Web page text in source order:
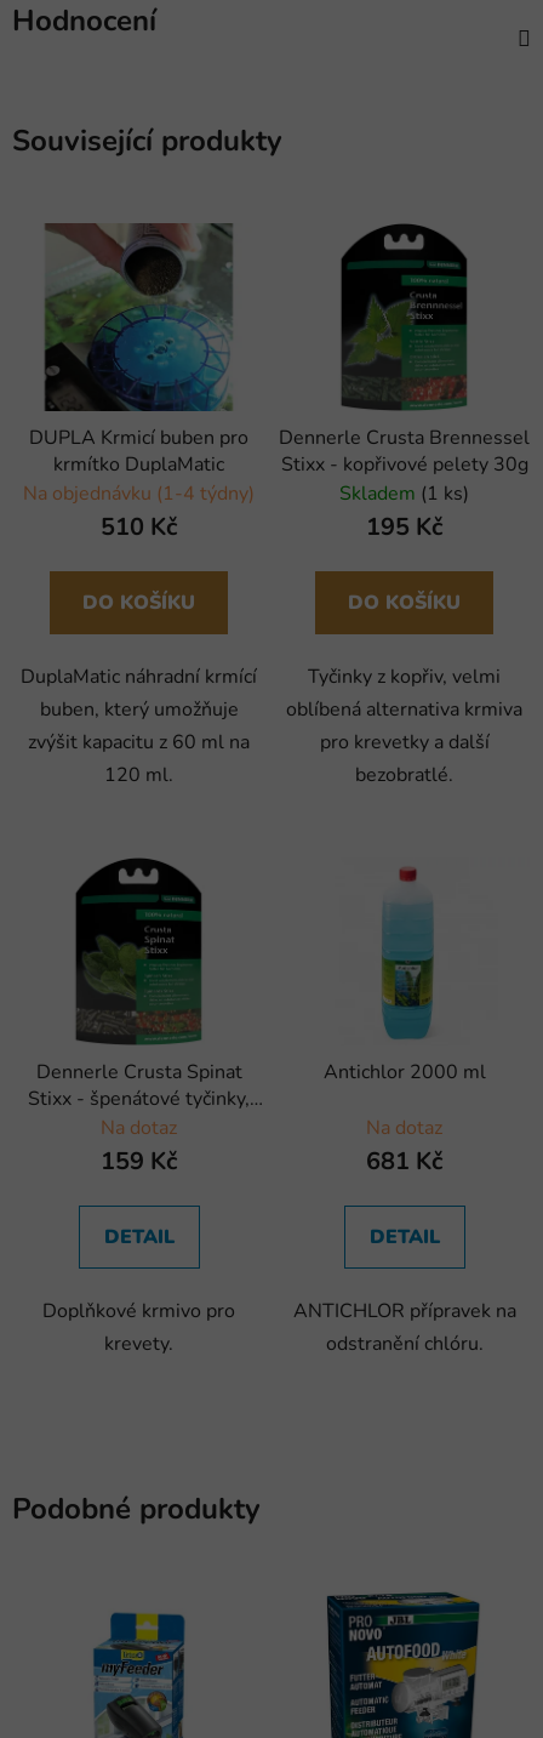
Hodnocení
Související produkty
DUPLA Krmicí buben pro
krmítko DuplaMatic
Na objednávku (1-4 týdny)
510 Kč
DO KOŠÍKU
DuplaMatic náhradní krmící
buben, který umožňuje
zvýšit kapacitu z 60 ml na
120 ml.
Dennerle Crusta Brennessel
Stixx - kopřivové pelety 30g
Skladem (1 ks)
195 Kč
DO KOŠÍKU
Tyčinky z kopřiv, velmi
oblíbená alternativa krmiva
pro krevetky a další
bezobratlé.
Dennerle Crusta Spinat
Stixx - špenátové tyčinky,
30g
Na dotaz
159 Kč
DETAIL
Doplňkové krmivo pro
krevety.
Antichlor 2000 ml
Na dotaz
681 Kč
DETAIL
ANTICHLOR přípravek na
odstranění chlóru.
Podobné produkty